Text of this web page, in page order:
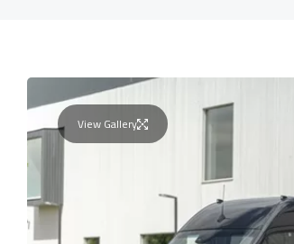
View Gallery